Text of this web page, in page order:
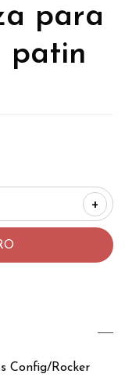
para
patin
+
Config/Rocker